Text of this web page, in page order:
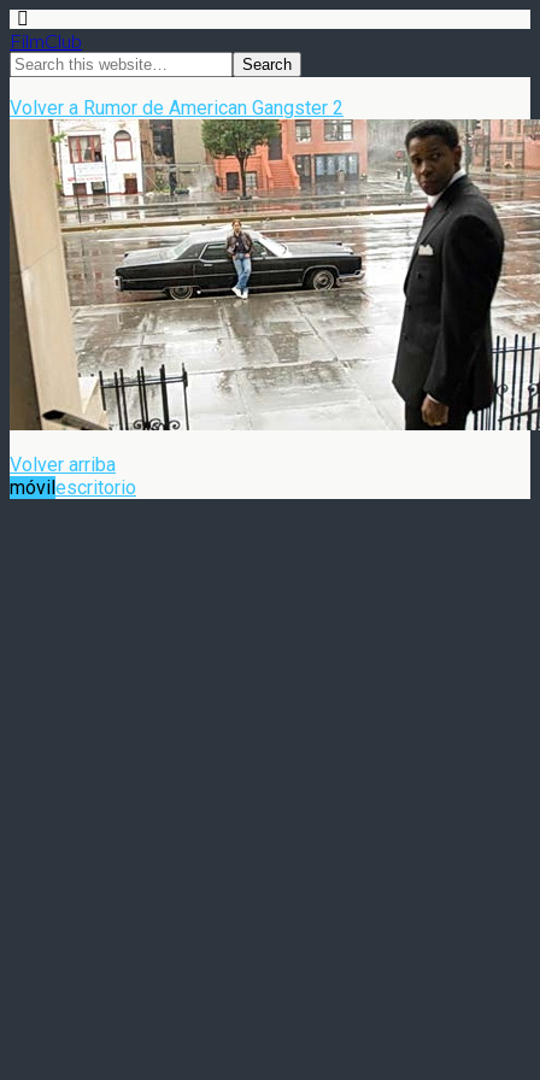
FilmClub
Volver a Rumor de American Gangster 2
Volver arriba
móvilescritorio